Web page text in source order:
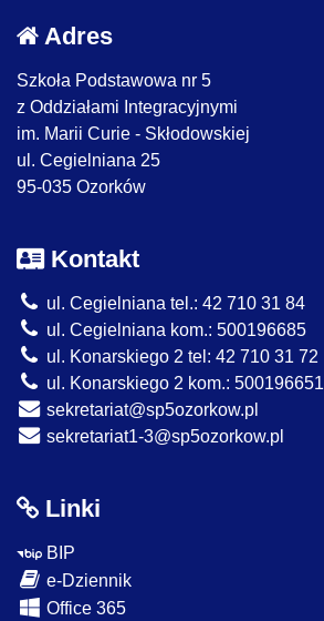
Adres
Szkoła Podstawowa nr 5
z Oddziałami Integracyjnymi
im. Marii Curie - Skłodowskiej
ul. Cegielniana 25
95-035 Ozorków
Kontakt
ul. Cegielniana tel.: 42 710 31 84
ul. Cegielniana kom.: 500196685
ul. Konarskiego 2 tel: 42 710 31 72
ul. Konarskiego 2 kom.: 500196651
sekretariat@sp5ozorkow.pl
sekretariat1-3@sp5ozorkow.pl
Linki
BIP
e-Dziennik
Office 365